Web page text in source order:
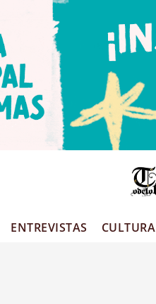
ENTREVISTAS CULTURA